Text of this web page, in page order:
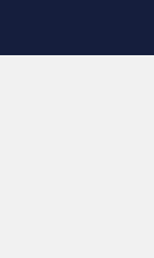
Yeni